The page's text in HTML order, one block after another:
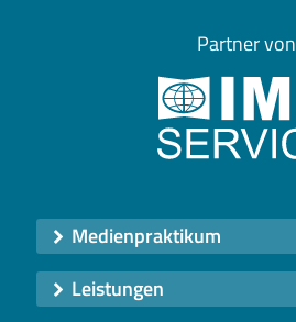
Partner von
Medienpraktikum
Leistungen